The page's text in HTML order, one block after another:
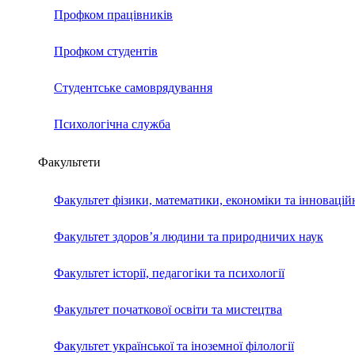
Профком працівників
Профком студентів
Студентське самоврядування
Психологічна служба
Факультети
Факультет фізики, математики, економіки та
Факультет здоров’я людини та природничих наук
Факультет історії, педагогіки та психології
Факультет початкової освіти та мистецтва
Факультет української та іноземної філології